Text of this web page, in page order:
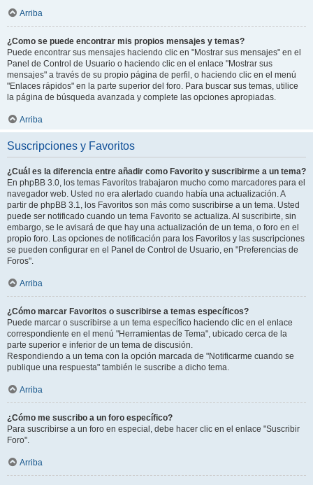
Arriba
¿Como se puede encontrar mis propios mensajes y temas?
Puede encontrar sus mensajes haciendo clic en "Mostrar sus mensajes" en el
Panel de Control de Usuario o haciendo clic en el enlace "Mostrar sus
mensajes" a través de su propio página de perfil, o haciendo clic en el menú
"Enlaces rápidos" en la parte superior del foro. Para buscar sus temas, utilice
la página de búsqueda avanzada y complete las opciones apropiadas.
Arriba
Suscripciones y Favoritos
¿Cuál es la diferencia entre añadir como Favorito y suscribirme a un tema?
En phpBB 3.0, los temas Favoritos trabajaron mucho como marcadores para el
navegador web. Usted no era alertado cuando había una actualización. A
partir de phpBB 3.1, los Favoritos son más como suscribirse a un tema. Usted
puede ser notificado cuando un tema Favorito se actualiza. Al suscribirte, sin
embargo, se le avisará de que hay una actualización de un tema, o foro en el
propio foro. Las opciones de notificación para los Favoritos y las suscripciones
se pueden configurar en el Panel de Control de Usuario, en "Preferencias de
Foros".
Arriba
¿Cómo marcar Favoritos o suscribirse a temas específicos?
Puede marcar o suscribirse a un tema específico haciendo clic en el enlace
correspondiente en el menú "Herramientas de Tema", ubicado cerca de la
parte superior e inferior de un tema de discusión.
Respondiendo a un tema con la opción marcada de "Notificarme cuando se
publique una respuesta" también le suscribe a dicho tema.
Arriba
¿Cómo me suscribo a un foro específico?
Para suscribirse a un foro en especial, debe hacer clic en el enlace "Suscribir
Foro".
Arriba